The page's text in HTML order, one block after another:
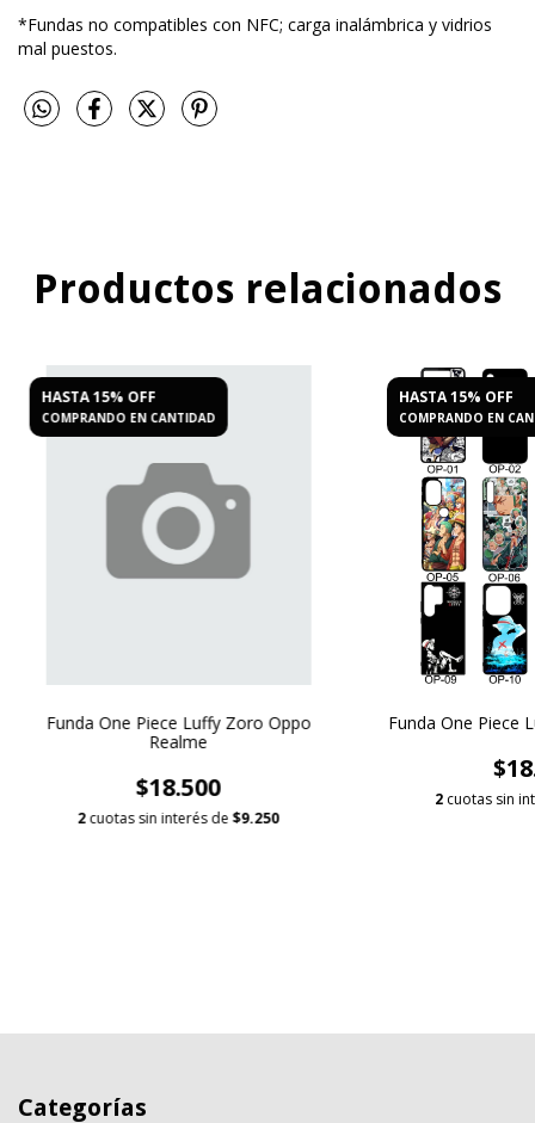
*Fundas no compatibles con NFC; carga inalámbrica y vidrios
mal puestos.
Productos relacionados
HASTA 15% OFF
COMPRANDO EN CANTIDAD
Funda One Piece Luffy Zoro Oppo
Realme
$18.500
2cuotas sin interés de$9.250
HASTA 15% OFF
COMPRANDO EN
Funda One Piece
2 cuotas sin
Categorías